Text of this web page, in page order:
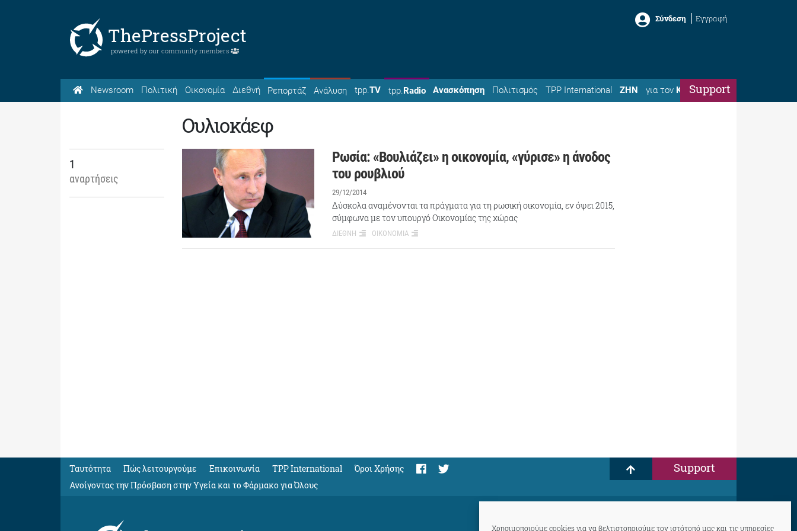
Χρησιμοποιούμε cookies για να βελτιστοποιούμε τον ιστότοπό μας και τις υπηρεσίες
ThePressProject
powered by our community members
Σύνδεση Εγγραφή
Newsroom Πολιτική Οικονομία Διεθνή Ρεπορτάζ Ανάλυση tpp.TV tpp.Radio Ανασκόπηση Πολιτισμός TPP International ΖΗΝ για τον ΚώσταSupport
Ουλιοκάεφ
1
αναρτήσεις
Ρωσία: «Βουλιάζει» η οικονομία, «γύρισε» η άνοδος
του ρουβλιού
29/12/2014
Δύσκολα αναμένονται τα πράγματα για τη ρωσική οικονομία, εν όψει 2015,
σύμφωνα με τον υπουργό Οικονομίας της χώρας
ΔΙΕΘΝΗ ΟΙΚΟΝΟΜΙΑ
Ταυτότητα Πώς λειτουργούμε Eπικοινωνία TPP International
Όροι Χρήσης
Ανοίγοντας την Πρόσβαση στην Υγεία και το Φάρμακο για Όλους
Support